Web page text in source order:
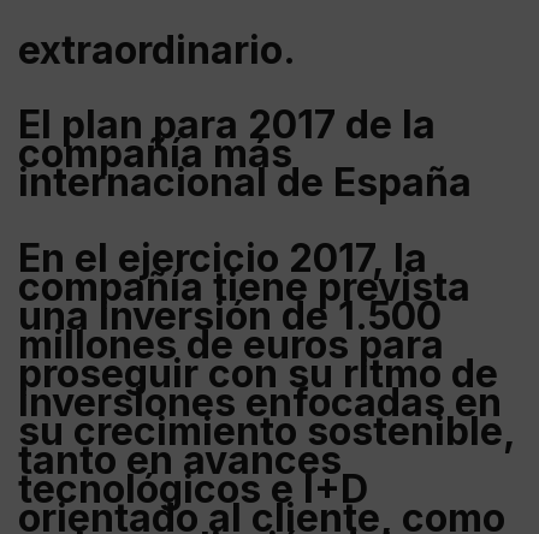
extraordinario.
El plan para 2017 de la
compañía más
internacional de España
En el ejercicio 2017, la
compañía tiene prevista
una inversión de 1.500
millones de euros para
proseguir con su ritmo de
inversiones enfocadas en
su crecimiento sostenible,
tanto en avances
tecnológicos e I+D
orientado al cliente, como